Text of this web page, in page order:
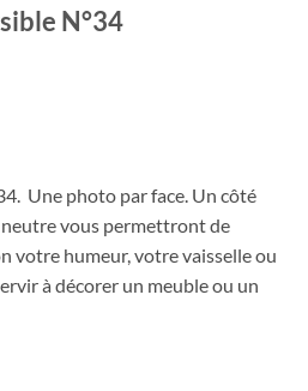
N°34
Une photo par face. Un côté
vous permettront de
votre humeur, votre vaisselle ou
à décorer un meuble ou un